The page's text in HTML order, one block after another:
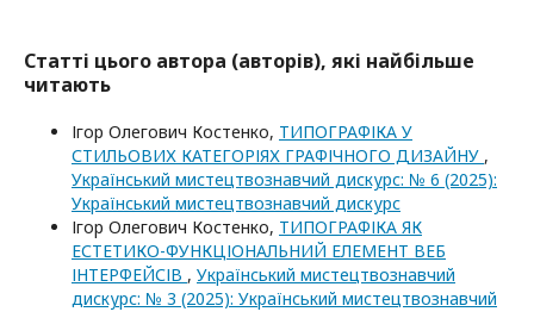
Статті цього автора (авторів), які найбільше
читають
Ігор Олегович Костенко, ТИПОГРАФІКА У
СТИЛЬОВИХ КАТЕГОРІЯХ ГРАФІЧНОГО ДИЗАЙНУ ,
Український мистецтвознавчий дискурс: № 6 (2025):
Український мистецтвознавчий дискурс
Ігор Олегович Костенко, ТИПОГРАФІКА ЯК
ЕСТЕТИКО-ФУНКЦІОНАЛЬНИЙ ЕЛЕМЕНТ ВЕБ
ІНТЕРФЕЙСІВ , Український мистецтвознавчий
дискурс: № 3 (2025): Український мистецтвознавчий